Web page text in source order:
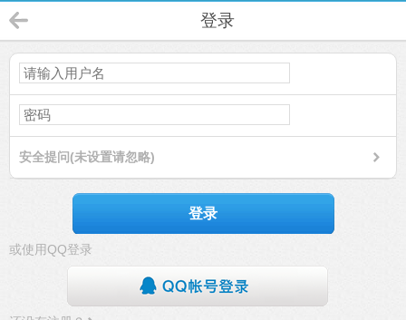
登录
安全提问(未设置请忽略)
登录
或使用QQ登录